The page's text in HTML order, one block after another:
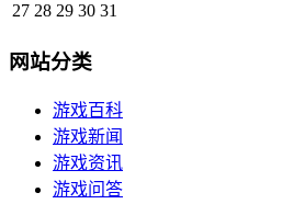
27 28 29 30 31
网站分类
游戏百科
游戏新闻
游戏资讯
游戏问答